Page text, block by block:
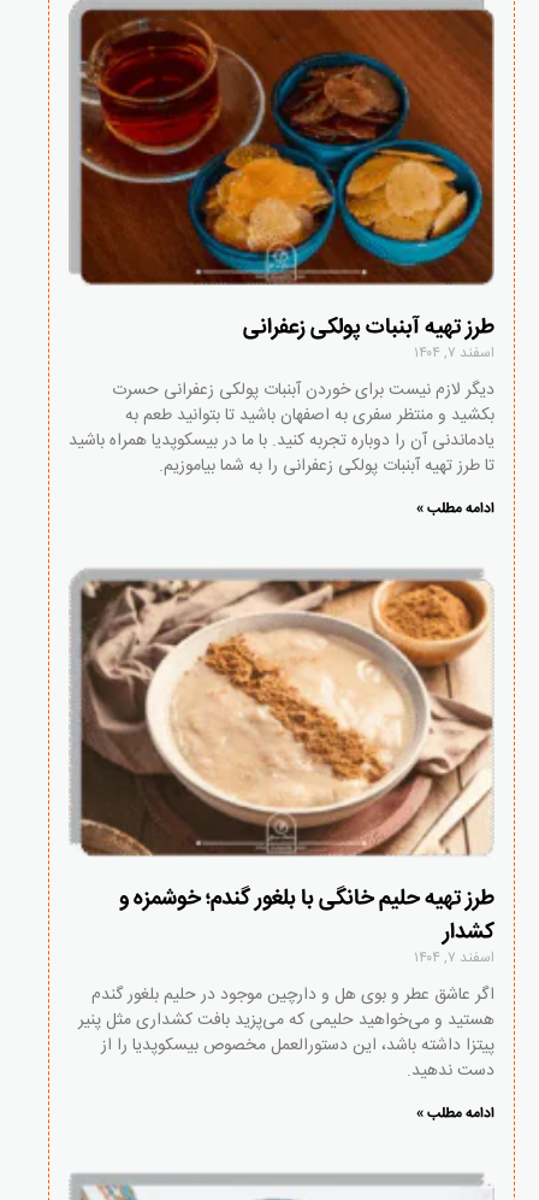
طرز تهیه آبنبات پولکی زعفرانی
اسفند ۷, ۱۴۰۴
دیگر لازم نیست برای خوردن آبنبات پولکی زعفرانی حسرت
بکشید و منتظر سفری به اصفهان باشید تا بتوانید طعم به
یادماندنی آن را دوباره تجربه کنید. با ما در بیسکوپدیا همراه باشید
تا طرز تهیه آبنبات پولکی زعفرانی را به شما بیاموزیم.
ادامه مطلب »
طرز تهیه حلیم خانگی با بلغور گندم؛ خوشمزه و
کشدار
اسفند ۷, ۱۴۰۴
اگر عاشق عطر و بوی هل و دارچین موجود در حلیم بلغور گندم
هستید و می‌خواهید حلیمی که می‌پزید بافت کشداری مثل پنیر
پیتزا داشته باشد، این دستورالعمل مخصوص بیسکوپدیا را از
دست ندهید.
ادامه مطلب »